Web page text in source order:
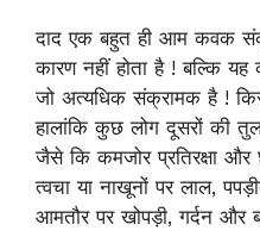
दाद एक बहुत ही आम कवक
कारण नहीं होता है ! बल्कि
जो अत्यधिक संक्रामक है !
हालांकि कुछ लोग दूसरों की
जैसे कि कमजोर प्रतिरक्षा
त्वचा या नाखूनों पर लाल,
आमतौर पर खोपड़ी, गर्दन और